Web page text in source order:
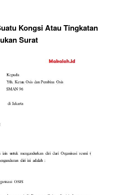
Kongsi Atau Tingkatan
Surat